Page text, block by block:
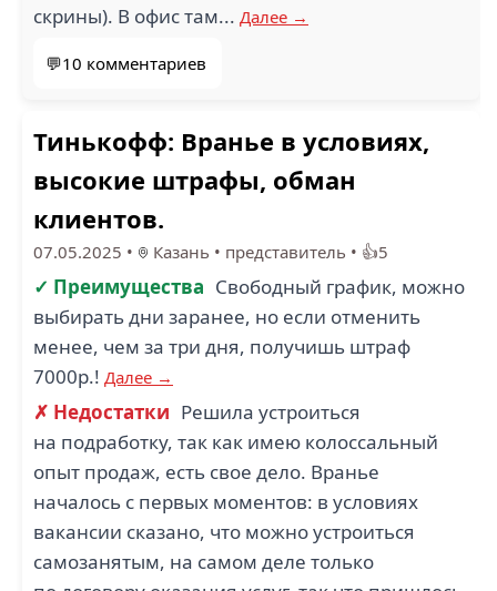
ЛОРРИ (1)
скрины). В офис там... Далее →
💬10 комментариев
Тинькофф: Вранье в условиях,
высокие штрафы, обман
клиентов.
07.05.2025 • Казань • представитель • 👍5
✓ Преимущества Свободный график, можно
выбирать дни заранее, но если отменить
менее, чем за три дня, получишь штраф
7000р.! Далее →
✗ Недостатки Решила устроиться
на подработку, так как имею колоссальный
опыт продаж, есть свое дело. Вранье
началось с первых моментов: в условиях
вакансии сказано, что можно устроиться
самозанятым, на самом деле только